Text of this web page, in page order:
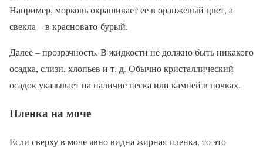
Например, морковь окрашивает ее в оранжевый цвет, а
свекла – в красновато-бурый.
Далее – прозрачность. В жидкости не должно быть никакого
осадка, слизи, хлопьев и т. д. Обычно кристаллический
осадок указывает на наличие песка или камней в почках.
Пленка на моче
Если сверху в моче явно видна жирная пленка, то это